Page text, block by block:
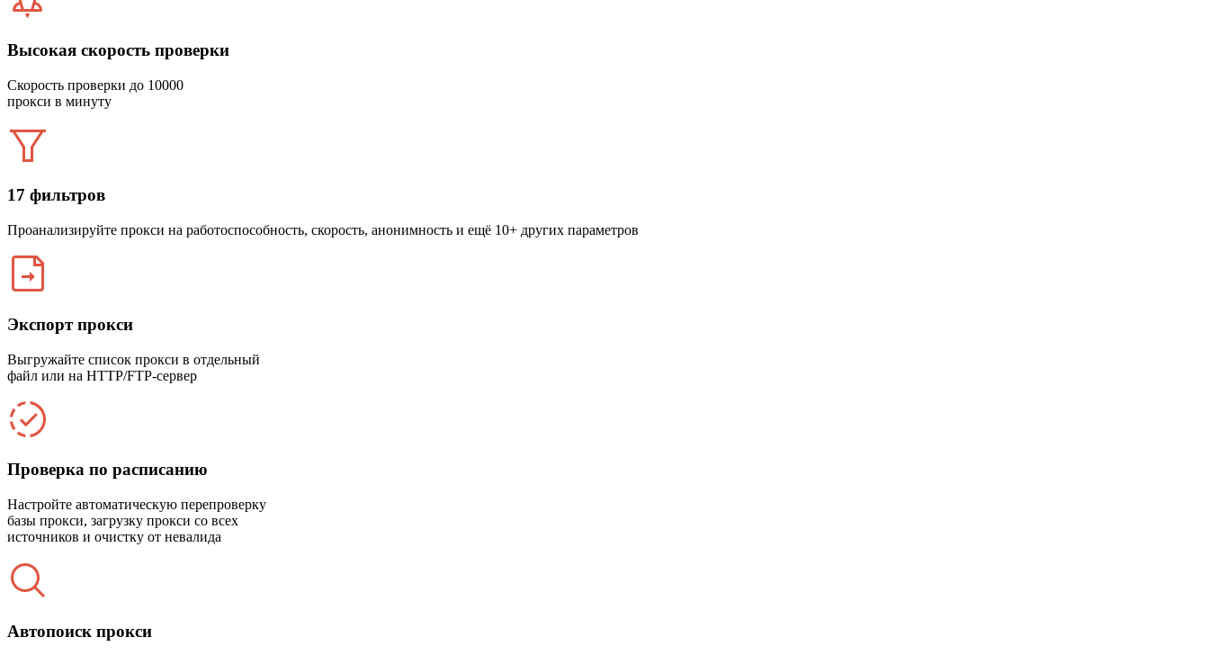
Высокая скорость проверки
Скорость проверки до 10000
прокси в минуту
17 фильтров
Проанализируйте прокси на работоспособность, скорость, анонимность и ещё 10+ других параметров
Экспорт прокси
Выгружайте список прокси в отдельный
файл или на HTTP/FTP-сервер
Проверка по расписанию
Настройте автоматическую перепроверку
базы прокси, загрузку прокси со всех
источников и очистку от невалида
Автопоиск прокси